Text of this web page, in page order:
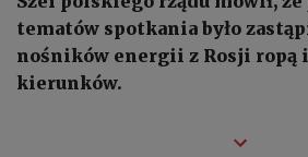
tematów spotkania było
nośników energii z Rosji ropą
kierunków.